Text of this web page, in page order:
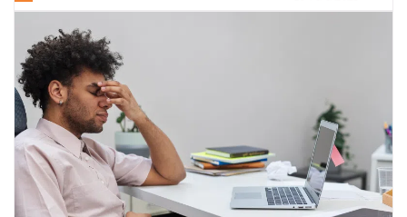
repères bougent, il devient essentiel de
s’interroger : comment permettre à chacun de
bien faire son travail, de s’y sentir utile, respecté
et en bonne santé ?
La QVCT – Qualité de Vie et des Conditions de
Travail – n’est pas un luxe, mais un levier
stratégique, humain et collectif. Voici pourquoi il
est plus que jamais temps d’en faire une priorité
dans votre organisation.